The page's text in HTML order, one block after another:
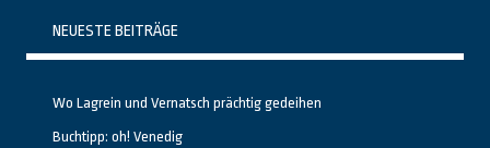
NEUESTE BEITRÄGE
Wo Lagrein und Vernatsch prächtig gedeihen
Buchtipp: oh! Venedig